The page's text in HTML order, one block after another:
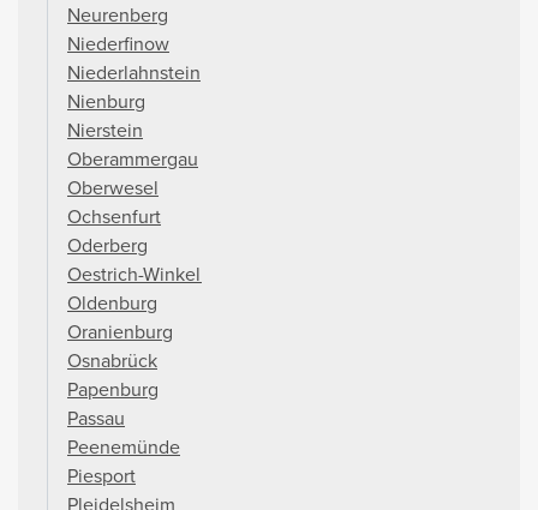
Neurenberg
Niederfinow
Niederlahnstein
Nienburg
Nierstein
Oberammergau
Oberwesel
Ochsenfurt
Oderberg
Oestrich-Winkel
Oldenburg
Oranienburg
Osnabrück
Papenburg
Passau
Peenemünde
Piesport
Pleidelsheim